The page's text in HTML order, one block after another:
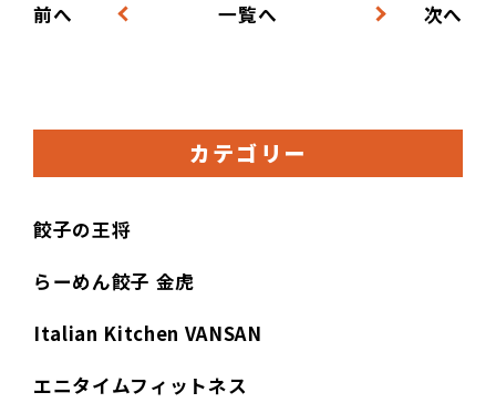
前へ 一覧へ 次へ
カテゴリー
餃子の王将
らーめん餃子 金虎
Italian Kitchen VANSAN
エニタイムフィットネス